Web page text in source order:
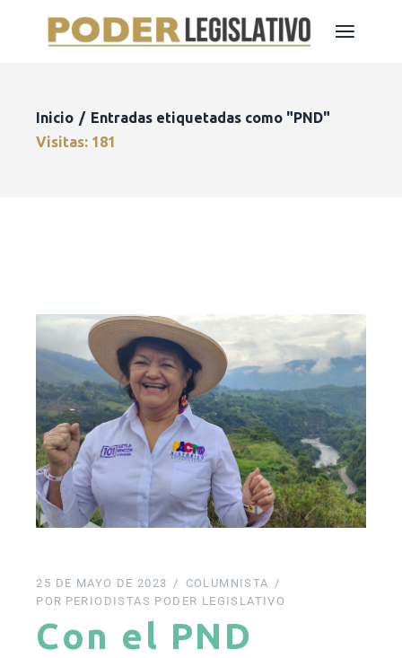
Inicio
Entradas etiquetadas como "PND"
Visitas: 181
25 DE MAYO DE 2023
COLUMNISTA
POR PERIODISTAS PODER LEGISLATIVO
Con el PND